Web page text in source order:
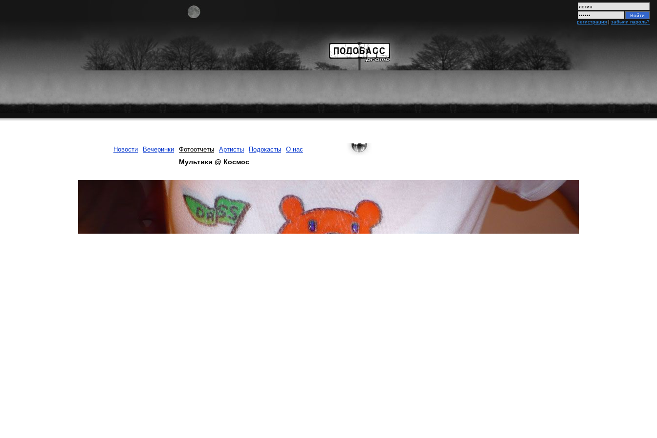
регистрация | забыли пароль?
Новости Вечеринки Фотоотчеты Артисты Подокасты О нас
Мультики @ Космос